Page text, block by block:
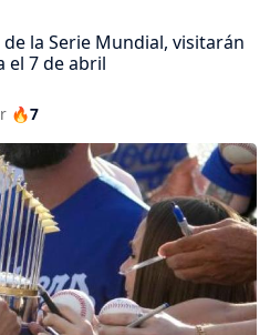
la Serie Mundial, visitarán
el 7 de abril
🔥7